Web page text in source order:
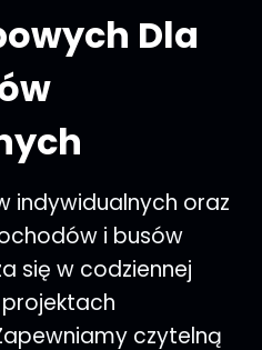
Dla
indywidualnych oraz
i busów
się w codziennej
czytelną